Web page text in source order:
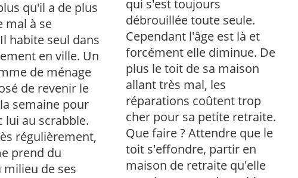
qu'il a de plus
mal à se
habite seul dans
en ville. Un
de ménage
de revenir le
semaine pour
lui au scrabble.
régulièrement,
prend du
de ses
qui s'est toujours
débrouillée toute seule.
Cependant l'âge est là et
forcément elle diminue. De
plus le toit de sa maison
allant très mal, les
réparations coûtent trop
cher pour sa petite retraite.
Que faire ? Attendre que le
toit s'effondre, partir en
maison de retraite qu'elle